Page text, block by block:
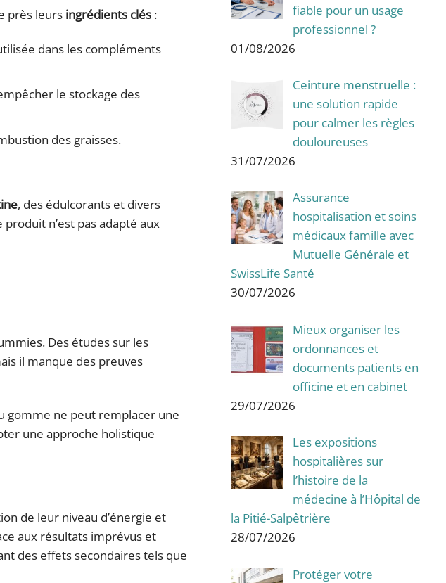
près leurs ingrédients clés :
dans les compléments
le stockage des
des graisses.
, des édulcorants et divers
n’est pas adapté aux
Des études sur les
il manque des preuves
gomme ne peut remplacer une
une approche holistique
de leur niveau d’énergie et
aux résultats imprévus et
des effets secondaires tels que
fiable pour un usage
professionnel ?
01/08/2026
Ceinture menstruelle :
une solution rapide
pour calmer les règles
douloureuses
31/07/2026
Assurance
hospitalisation et soins
médicaux famille avec
Mutuelle Générale et
SwissLife Santé
30/07/2026
Mieux organiser les
ordonnances et
documents patients en
officine et en cabinet
29/07/2026
Les expositions
hospitalières sur
l’histoire de la
médecine à l’Hôpital de
la Pitié-Salpêtrière
28/07/2026
Protéger votre